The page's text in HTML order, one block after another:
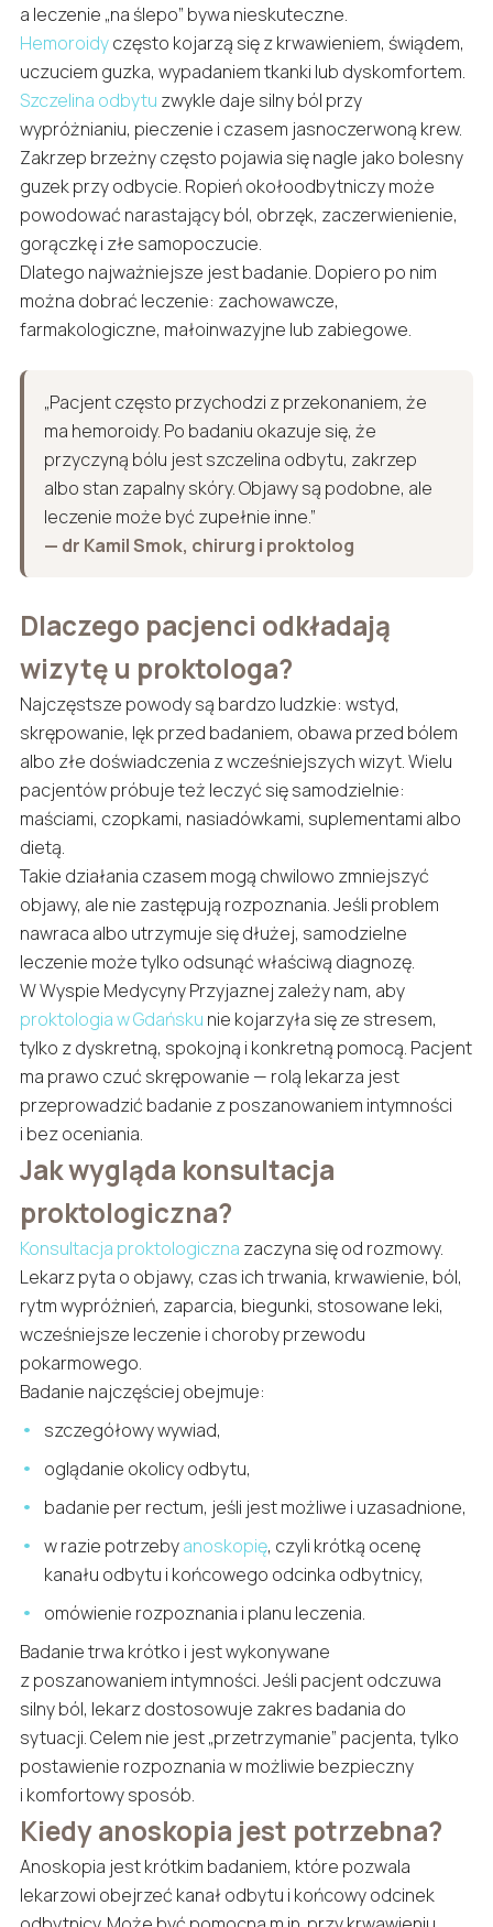
a leczenie „na ślepo” bywa nieskuteczne.
Hemoroidyczęsto kojarzą się z krwawieniem, świądem,
uczuciem guzka, wypadaniem tkanki lub dyskomfortem.
Szczelina odbytu zwykle daje silny ból przy
wypróżnianiu, pieczenie i czasem jasnoczerwoną krew.
Zakrzep brzeżny często pojawia się nagle jako bolesny
guzek przy odbycie. Ropień okołoodbytniczy może
powodować narastający ból, obrzęk, zaczerwienienie,
gorączkę i złe samopoczucie.
Dlatego najważniejsze jest badanie. Dopiero po nim
można dobrać leczenie: zachowawcze,
farmakologiczne, małoinwazyjne lub zabiegowe.
„Pacjent często przychodzi z przekonaniem, że
ma hemoroidy. Po badaniu okazuje się, że
przyczyną bólu jest szczelina odbytu, zakrzep
albo stan zapalny skóry. Objawy są podobne, ale
leczenie może być zupełnie inne.”
— dr Kamil Smok, chirurg i proktolog
Dlaczego pacjenci odkładają
wizytę u proktologa?
Najczęstsze powody są bardzo ludzkie: wstyd,
skrępowanie, lęk przed badaniem, obawa przed bólem
albo złe doświadczenia z wcześniejszych wizyt. Wielu
pacjentów próbuje też leczyć się samodzielnie:
maściami, czopkami, nasiadówkami, suplementami albo
dietą.
Takie działania czasem mogą chwilowo zmniejszyć
objawy, ale nie zastępują rozpoznania. Jeśli problem
nawraca albo utrzymuje się dłużej, samodzielne
leczenie może tylko odsunąć właściwą diagnozę.
W Wyspie Medycyny Przyjaznej zależy nam, aby
proktologia w Gdańsku nie kojarzyła się ze stresem,
tylko z dyskretną, spokojną i konkretną pomocą. Pacjent
ma prawo czuć skrępowanie — rolą lekarza jest
przeprowadzić badanie z poszanowaniem intymności
i bez oceniania.
Jak wygląda konsultacja
proktologiczna?
Konsultacja proktologiczna zaczyna się od rozmowy.
Lekarz pyta o objawy, czas ich trwania, krwawienie, ból,
rytm wypróżnień, zaparcia, biegunki, stosowane leki,
wcześniejsze leczenie i choroby przewodu
pokarmowego.
Badanie najczęściej obejmuje:
szczegółowy wywiad,
oglądanie okolicy odbytu,
badanie per rectum, jeśli jest możliwe i uzasadnione,
w razie potrzebyanoskopię, czyli krótką ocenę
kanału odbytu i końcowego odcinka odbytnicy,
omówienie rozpoznania i planu leczenia.
Badanie trwa krótko i jest wykonywane
z poszanowaniem intymności. Jeśli pacjent odczuwa
silny ból, lekarz dostosowuje zakres badania do
sytuacji. Celem nie jest „przetrzymanie” pacjenta, tylko
postawienie rozpoznania w możliwie bezpieczny
i komfortowy sposób.
Kiedy anoskopia jest potrzebna?
Anoskopia jest krótkim badaniem, które pozwala
lekarzowi obejrzeć kanał odbytu i końcowy odcinek